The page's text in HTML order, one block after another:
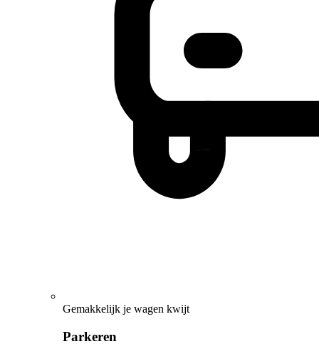
Gemakkelijk je wagen kwijt
Parkeren